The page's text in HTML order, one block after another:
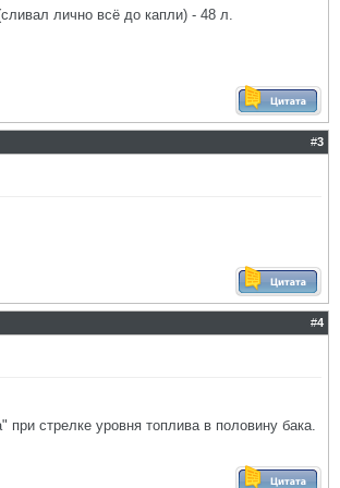
лично всё до капли) - 48 л.
#3
#4
стрелке уровня топлива в половину бака.